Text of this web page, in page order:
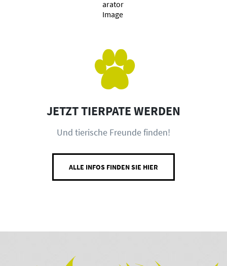
JETZT TIERPATE WERDEN
Und tierische Freunde finden!
ALLE INFOS FINDEN SIE HIER